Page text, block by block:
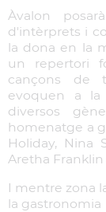
Àvalon
d'intèrprets i
la dona en la
un repertori
cançons de
evoquen a la
diversos
homenatge a
Holiday, Nina
Aretha Franklin
I mentre zona
la